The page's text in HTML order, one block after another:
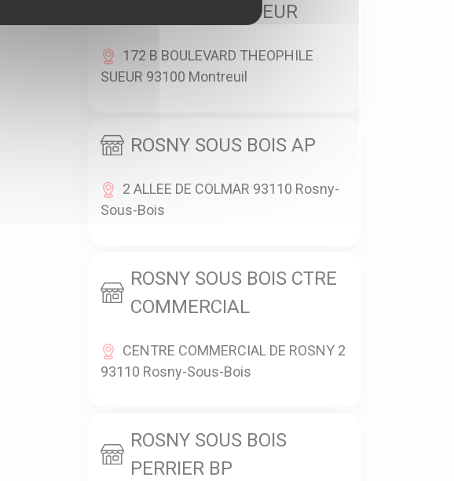
MONTREUIL SUEUR
172 B BOULEVARD THEOPHILE
SUEUR 93100 Montreuil
ROSNY SOUS BOIS AP
2 ALLEE DE COLMAR 93110 Rosny-
Sous-Bois
ROSNY SOUS BOIS CTRE
COMMERCIAL
CENTRE COMMERCIAL DE ROSNY 2
93110 Rosny-Sous-Bois
ROSNY SOUS BOIS
PERRIER BP